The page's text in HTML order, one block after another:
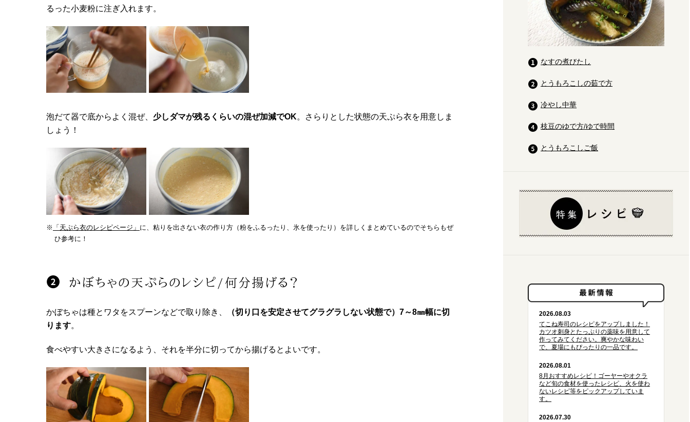
るった小麦粉に注ぎ入れます。
泡だて器で底からよく混ぜ、 少しダマが残るくらいの混ぜ加減でOK。さらりとした状態の天ぷら衣を用意しま
しょう！
※ 「天ぷら衣のレシピページ」 に、粘りを出さない衣の作り方（粉をふるったり、氷を使ったり）を詳しくまとめているのでそちらもぜ
ひ参考に！
かぼちゃの天ぷらのレシピ/何分揚げる？
かぼちゃは種とワタをスプーンなどで取り除き、
（切り口を安定させてグラグラしない状態で）7～8㎜幅に切
ります。
食べやすい大きさになるよう、それを半分に切ってから揚げるとよいです。
なすの煮びたし
とうもろこしの茹で方
冷やし中華
枝豆のゆで方/ゆで時間
とうもろこしご飯
2026.08.03
てこね寿司のレシピをアップしました！
カツオ刺身とたっぷりの薬味を用意して
作ってみてください。爽やかな味わい
で、夏場にもぴったりの一品です。
2026.08.01
8月おすすめレシピ！ゴーヤーやオクラ
など旬の食材を使ったレシピ、火を使わ
ないレシピ等をピックアップしていま
す。
2026.07.30